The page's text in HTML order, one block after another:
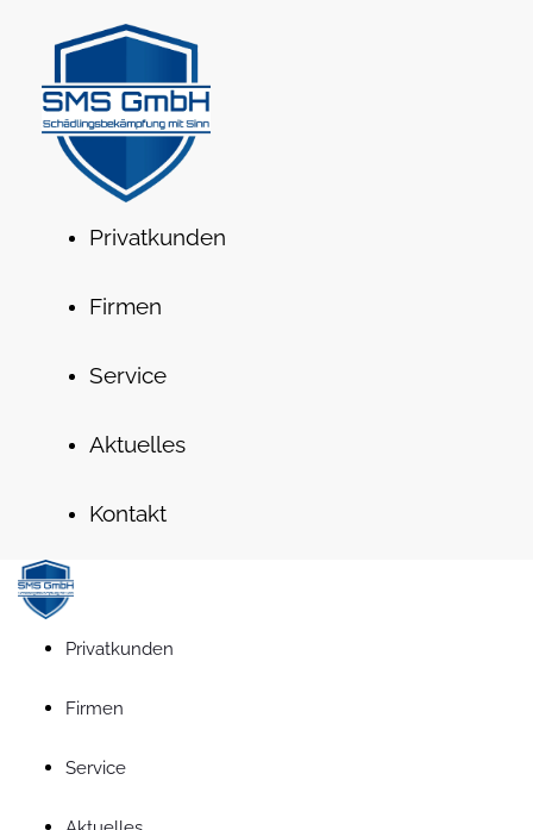
Privatkunden
Firmen
Service
Aktuelles
Kontakt
Privatkunden
Firmen
Service